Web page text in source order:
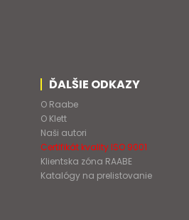
ĎALŠIE ODKAZY
O Raabe
O Klett
Naši autori
Certifikát kvality ISO 9001
Klientska zóna RAABE
Katalógy na prelistovanie